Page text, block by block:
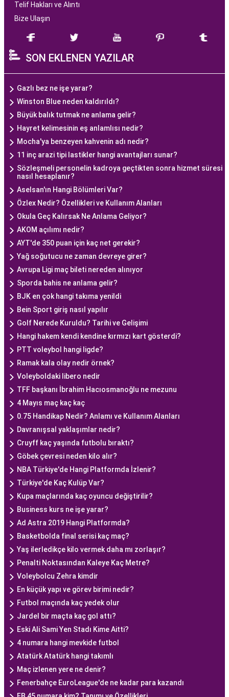
Telif Hakları ve Alıntı
Bize Ulaşın
SON EKLENEN YAZILAR
Gazlı bez ne işe yarar?
Winston Blue neden kaldırıldı?
Büyük balık tutmak ne anlama gelir?
Hayret kelimesinin eş anlamlısı nedir?
Mocha'ya benzeyen kahvenin adı nedir?
11 inç arazi tipi lastikler hangi avantajları sunar?
Sözleşmeli personelin kadroya geçtikten sonra hizmet süresi
nasıl hesaplanır?
Aselsan'ın Hangi Bölümleri Var?
Özlex Nedir? Özellikleri ve Kullanım Alanları
Okula Geç Kalırsak Ne Anlama Geliyor?
AKOM açılımı nedir?
AYT'de 350 puan için kaç net gerekir?
Yağ soğutucu ne zaman devreye girer?
Avrupa Ligi maç bileti nereden alınıyor
Sporda bahis ne anlama gelir?
BJK en çok hangi takıma yenildi
Bein Sport giriş nasıl yapılır
Golf Nerede Kuruldu? Tarihi ve Gelişimi
Hangi hakem kendi kendine kırmızı kart gösterdi?
PTT voleybol hangi ligde?
Ramak kala olay nedir örnek?
Voleyboldaki libero nedir
TFF başkanı İbrahim Hacıosmanoğlu ne mezunu
4 Mayıs maç kaç kaç
0.75 Handikap Nedir? Anlamı ve Kullanım Alanları
Davranışsal yaklaşımlar nedir?
Cruyff kaç yaşında futbolu bıraktı?
Göbek çevresi neden kilo alır?
NBA Türkiye'de Hangi Platformda İzlenir?
Türkiye'de Kaç Kulüp Var?
Kupa maçlarında kaç oyuncu değiştirilir?
Business kurs ne işe yarar?
Ad Astra 2019 Hangi Platformda?
Basketbolda final serisi kaç maç?
Yaş ilerledikçe kilo vermek daha mı zorlaşır?
Penalti Noktasından Kaleye Kaç Metre?
Voleybolcu Zehra kimdir
En küçük yapı ve görev birimi nedir?
Futbol maçında kaç yedek olur
Jardel bir maçta kaç gol attı?
Eski Ali Sami Yen Stadı Kime Aitti?
4 numara hangi mevkide futbol
Atatürk Atatürk hangi takımlı
Maç izlenen yere ne denir?
Fenerbahçe EuroLeague'de ne kadar para kazandı